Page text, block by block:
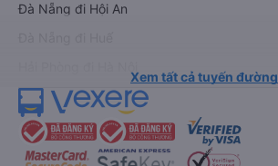
Đà Nẵng đi Hội An
Xem tất cả tuyến đường